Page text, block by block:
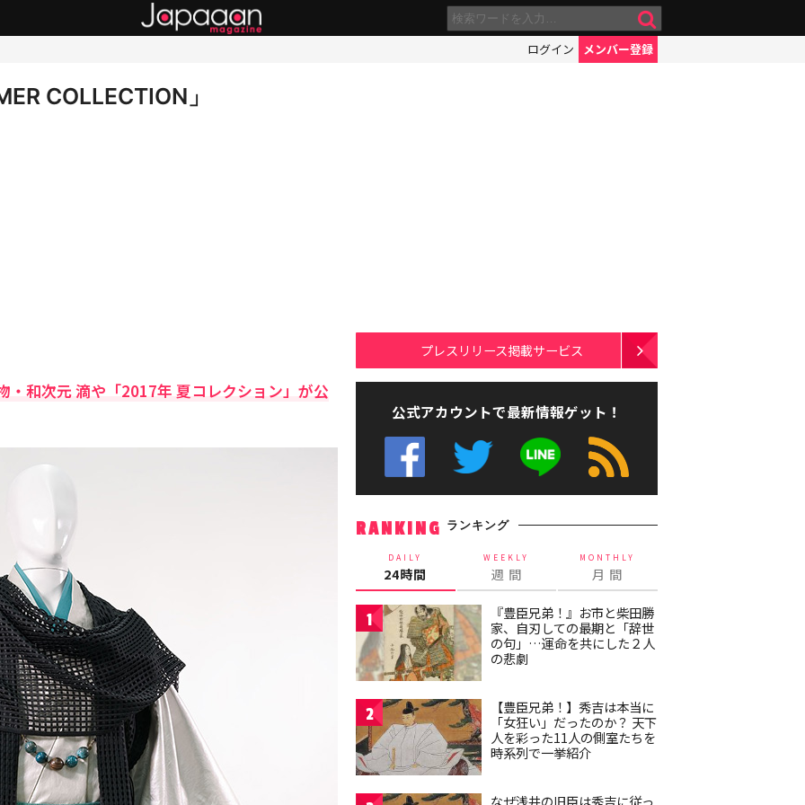
ログイン メンバー登録
COLLECTION」
・和次元 滴や「2017年 夏コレクション」が公
プレスリリース掲載サービス
公式アカウントで最新情報ゲット！
RANKING ランキング
DAILY
24時間
WEEKLY
週 間
MONTHLY
月 間
1
『豊臣兄弟！』お市と柴田勝
家、自刃しての最期と「辞世
の句」…運命を共にした２人
の悲劇
2
【豊臣兄弟！】秀吉は本当に
「女狂い」だったのか？ 天下
人を彩った11人の側室たちを
時系列で一挙紹介
なぜ浅井の旧臣は秀吉に従っ